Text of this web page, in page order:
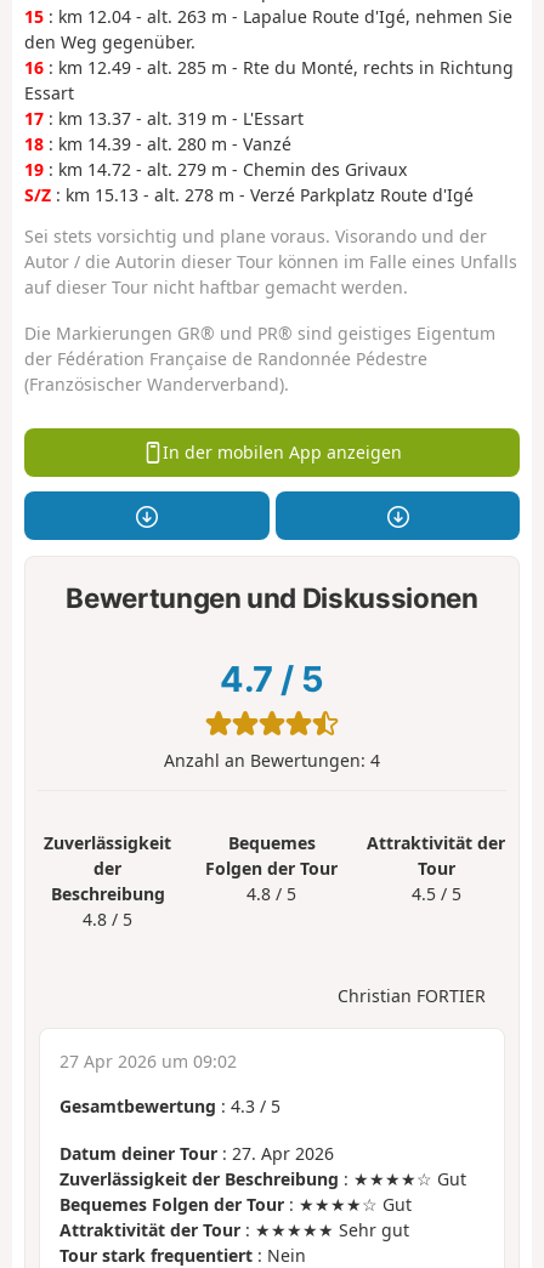
15 : km 12.04 - alt. 263 m - Lapalue Route d'Igé, nehmen Sie
den Weg gegenüber.
16 : km 12.49 - alt. 285 m - Rte du Monté, rechts in Richtung
Essart
17 : km 13.37 - alt. 319 m - L'Essart
18 : km 14.39 - alt. 280 m - Vanzé
19 : km 14.72 - alt. 279 m - Chemin des Grivaux
S/Z : km 15.13 - alt. 278 m - Verzé Parkplatz Route d'Igé
Sei stets vorsichtig und plane voraus. Visorando und der
Autor / die Autorin dieser Tour können im Falle eines Unfalls
auf dieser Tour nicht haftbar gemacht werden.
Die Markierungen GR® und PR® sind geistiges Eigentum
der Fédération Française de Randonnée Pédestre
(Französischer Wanderverband).
In der mobilen App anzeigen
Bewertungen und Diskussionen
4.7 / 5
Anzahl an Bewertungen: 4
Zuverlässigkeit
der
Beschreibung
4.8 / 5
Bequemes
Folgen der Tour
4.8 / 5
Attraktivität der
Tour
4.5 / 5
Christian FORTIER
27 Apr 2026 um 09:02
Gesamtbewertung : 4.3 / 5
Datum deiner Tour : 27. Apr 2026
Zuverlässigkeit der Beschreibung : ★★★★☆ Gut
Bequemes Folgen der Tour : ★★★★☆ Gut
Attraktivität der Tour : ★★★★★ Sehr gut
Tour stark frequentiert : Nein